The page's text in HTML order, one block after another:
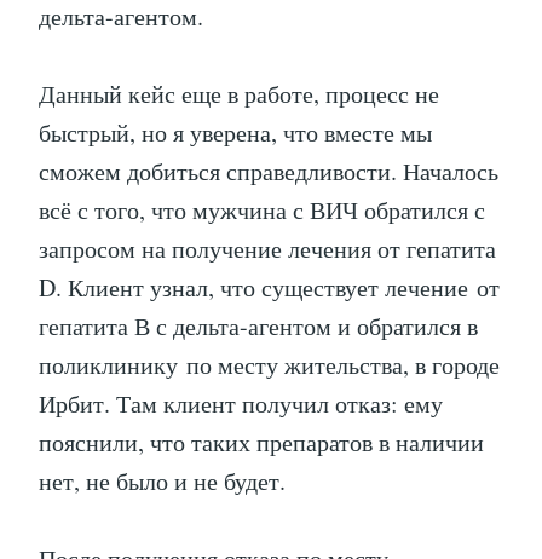
дельта-агентом.
Данный кейс еще в работе, процесс не
быстрый, но я уверена, что вместе мы
сможем добиться справедливости. Началось
всё с того, что мужчина с ВИЧ обратился с
запросом на получение лечения от гепатита
D. Клиент узнал, что существует лечение от
гепатита В с дельта-агентом и обратился в
поликлинику по месту жительства, в городе
Ирбит. Там клиент получил отказ: ему
пояснили, что таких препаратов в наличии
нет, не было и не будет.